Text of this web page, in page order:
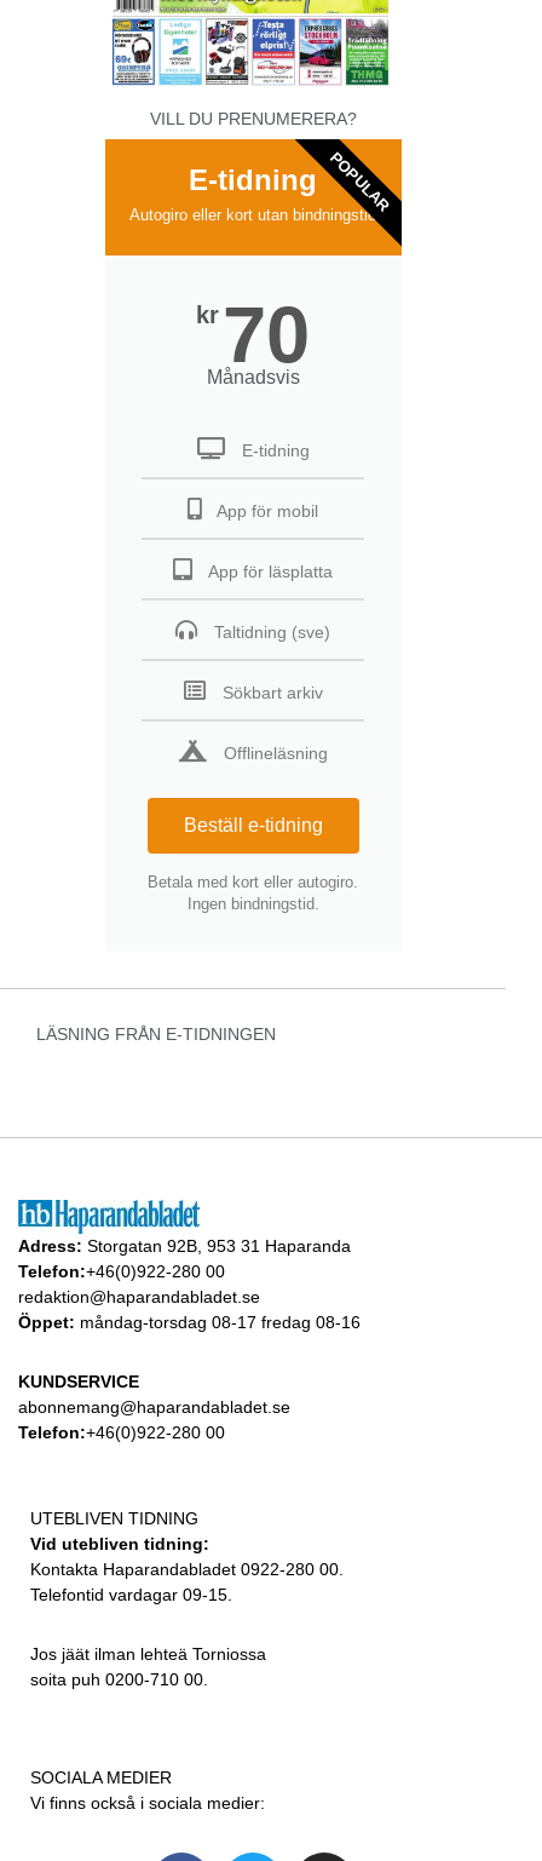
VILL DU PRENUMERERA?
E-tidning
Autogiro eller kort utan bindningstid
kr 70
Månadsvis
E-tidning
App för mobil
App för läsplatta
Taltidning (sve)
Sökbart arkiv
Offlineläsning
Beställ e-tidning
Betala med kort eller autogiro.
Ingen bindningstid.
POPULAR
LÄSNING FRÅN E-TIDNINGEN
Adress: Storgatan 92B, 953 31 Haparanda
Telefon:+46(0)922-280 00
redaktion@haparandabladet.se
Öppet: måndag-torsdag 08-17 fredag 08-16
KUNDSERVICE
abonnemang@haparandabladet.se
Telefon:+46(0)922-280 00
UTEBLIVEN TIDNING
Vid utebliven tidning:
Kontakta Haparandabladet 0922-280 00.
Telefontid vardagar 09-15.
Jos jäät ilman lehteä Torniossa
soita puh 0200-710 00.
SOCIALA MEDIER
Vi finns också i sociala medier: